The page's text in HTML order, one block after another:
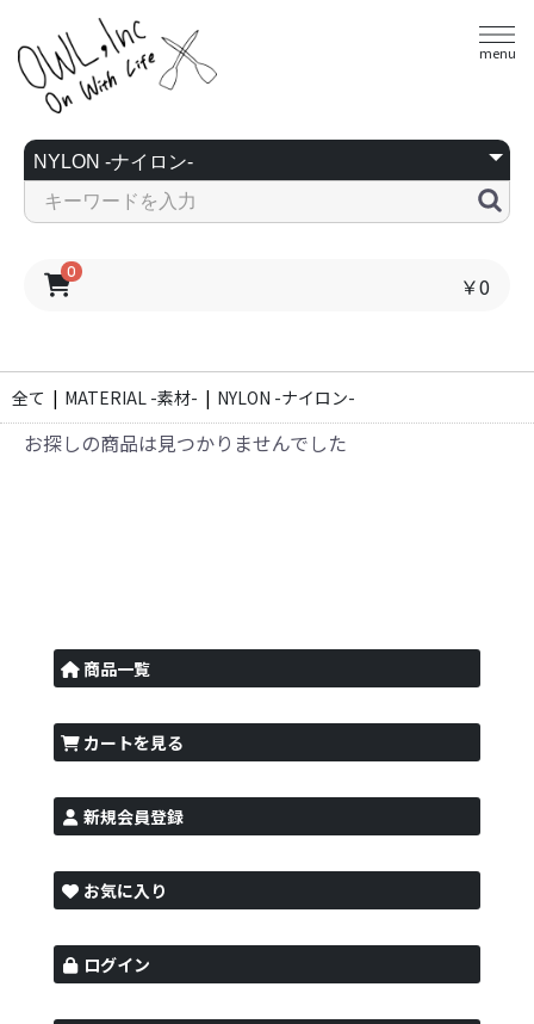
menu
0
￥0
全て | MATERIAL -素材- | NYLON -ナイロン-
お探しの商品は見つかりませんでした
商品一覧
カートを見る
新規会員登録
お気に入り
ログイン